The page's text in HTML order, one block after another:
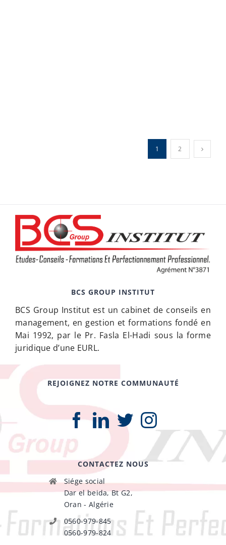
1 2
BCS GROUP INSTITUT
BCS Group Institut est un cabinet de conseils en
management, en gestion et formations fondé en
Mai 1992, par le Pr. Fasla El-Hadi sous la forme
juridique d’une EURL.
REJOIGNEZ NOTRE COMMUNAUTÉ
CONTACTEZ NOUS
Siége social
Dar el beida, Bt G2,
Oran - Algérie
0560-979-845
0560-979-824